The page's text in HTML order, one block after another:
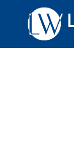
Navegação